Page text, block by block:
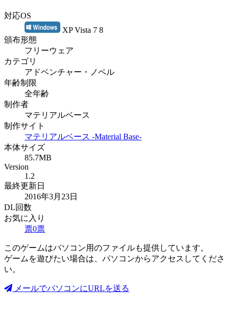
対応OS
XP Vista 7 8
頒布形態
フリーウェア
カテゴリ
アドベンチャー・ノベル
年齢制限
全年齢
制作者
マテリアルベース
制作サイト
マテリアルベース -Material Base-
本体サイズ
85.7MB
Version
1.2
最終更新日
2016年3月23日
DL回数
お気に入り
票0票
このゲームはパソコン用のファイルも提供しています。
ゲームを遊びたい場合は、パソコンからアクセスしてくださ
い。
メールでパソコンにURLを送る